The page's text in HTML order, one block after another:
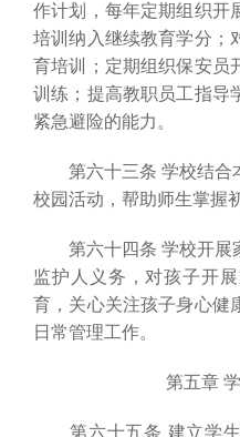
作计划，每年定期组织开
培训纳入继续教育学分；
育培训；定期组织保安员
训练；提高教职员工指导
紧急避险的能力。
第六十三条 学校结合
校园活动，帮助师生掌握
第六十四条 学校开展
监护人义务，对孩子开
育，关心关注孩子身心健
日常管理工作。
第五章 学
第六十五条 建立学生